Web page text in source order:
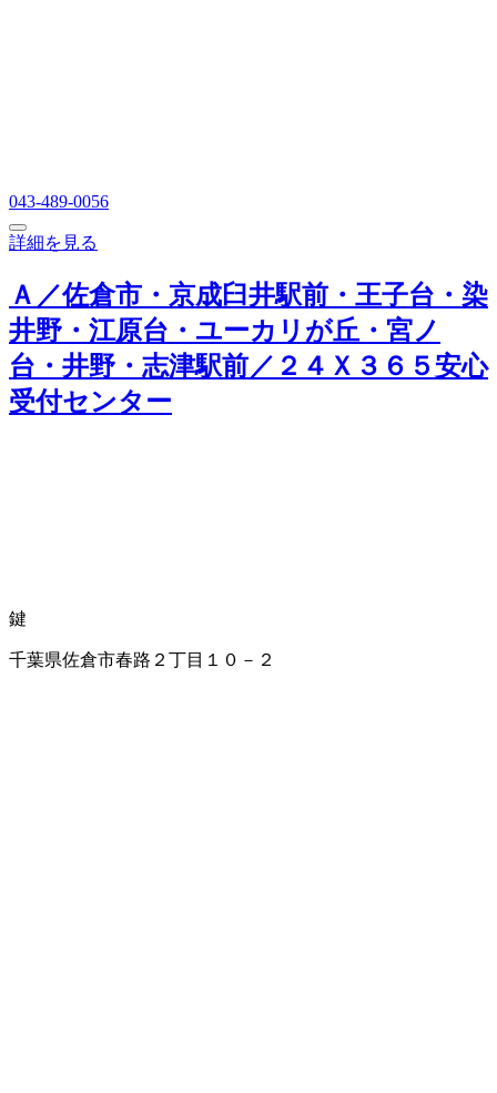
043-489-0056
詳細を見る
Ａ／佐倉市・京成臼井駅前・王子台・染
井野・江原台・ユーカリが丘・宮ノ
台・井野・志津駅前／２４Ｘ３６５安心
受付センター
鍵
千葉県佐倉市春路２丁目１０－２